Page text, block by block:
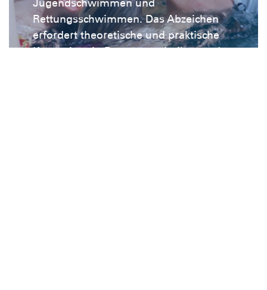
Jugendschwimmen und
Rettungsschwimmen. Das Abzeichen
erfordert theoretische und praktische
Kenntnisse in Rettungstechniken und